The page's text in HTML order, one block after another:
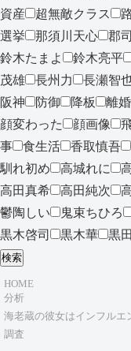
資産
超無敵クラス
選挙
那須川天心 郡
鈴木たまよ
鈴木亮平
茂雄
長州力 長瀬智
阪神
防御 降板 離
顔変わった
顔画像
事
食生活 香取慎吾
馴れ初め
高城れに
高田真希
高田純次
鬱陶しい
鬼束ちひろ
黒木啓司
黒木華 黒
検索
HOME
分析
海老蔵の彼女はインフルエ
調査